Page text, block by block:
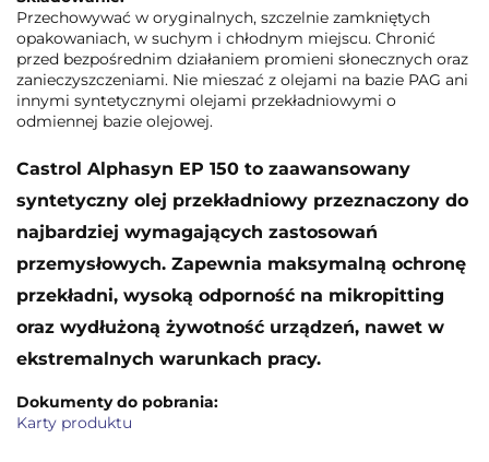
Przechowywać w oryginalnych, szczelnie zamkniętych
opakowaniach, w suchym i chłodnym miejscu. Chronić
przed bezpośrednim działaniem promieni słonecznych oraz
zanieczyszczeniami. Nie mieszać z olejami na bazie PAG ani
innymi syntetycznymi olejami przekładniowymi o
odmiennej bazie olejowej.
Castrol Alphasyn EP 150 to zaawansowany
syntetyczny olej przekładniowy przeznaczony do
najbardziej wymagających zastosowań
przemysłowych. Zapewnia maksymalną ochronę
przekładni, wysoką odporność na mikropitting
oraz wydłużoną żywotność urządzeń, nawet w
ekstremalnych warunkach pracy.
Dokumenty do pobrania:
Karty produktu